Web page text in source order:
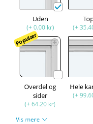
Uden
(+ 0.00 kr) (+
Populær
Overdel og
sider
(+ 64.20 kr)
Hele
(+
Vis mere